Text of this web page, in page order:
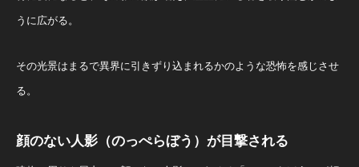
うに広がる。
その光景はまるで異界に引きずり込まれるかのような恐怖を感じさせ
る。
顔のない人影（のっぺらぼう）が目撃される